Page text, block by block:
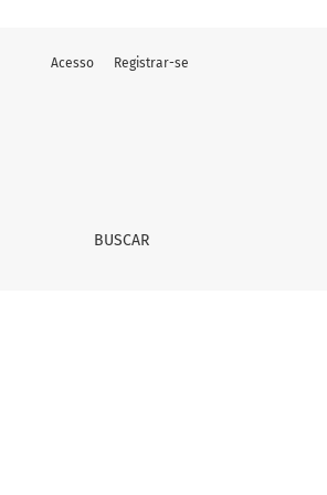
BUSCAR
Acesso Registrar-se